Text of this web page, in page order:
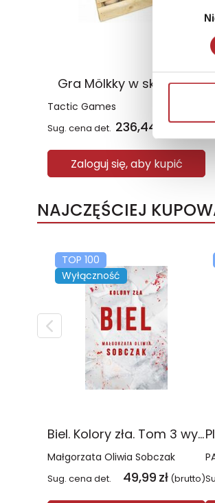
Gra Mölkky w skrzynce
Tactic Games
Sug. cena det. 236,44
Zaloguj się, aby kupić
NAJCZĘŚCIEJ
TOP 100
Wyłączność
Biel. Kolory zła. Tom 3 wyd. 2025
Małgorzata Oliwia Sobczak
Sug. cena det. 49,99 zł (brutto)